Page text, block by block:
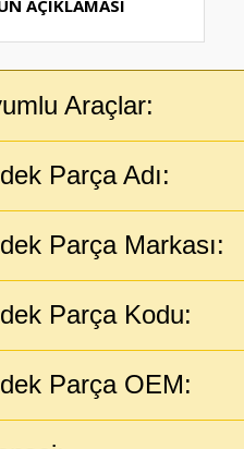
AÇIKLAMASI
Araçlar:
Parça Adı:
Parça Markası:
Parça Kodu:
Parça OEM: